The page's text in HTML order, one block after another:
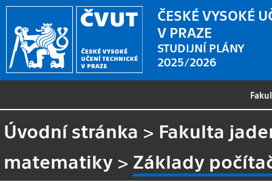
ČESKÉ VYSOKÉ
V PRAZE
STUDIJNÍ PLÁNY
2025/2026
Úvodní stránka > Fakulta
matematiky > Základy